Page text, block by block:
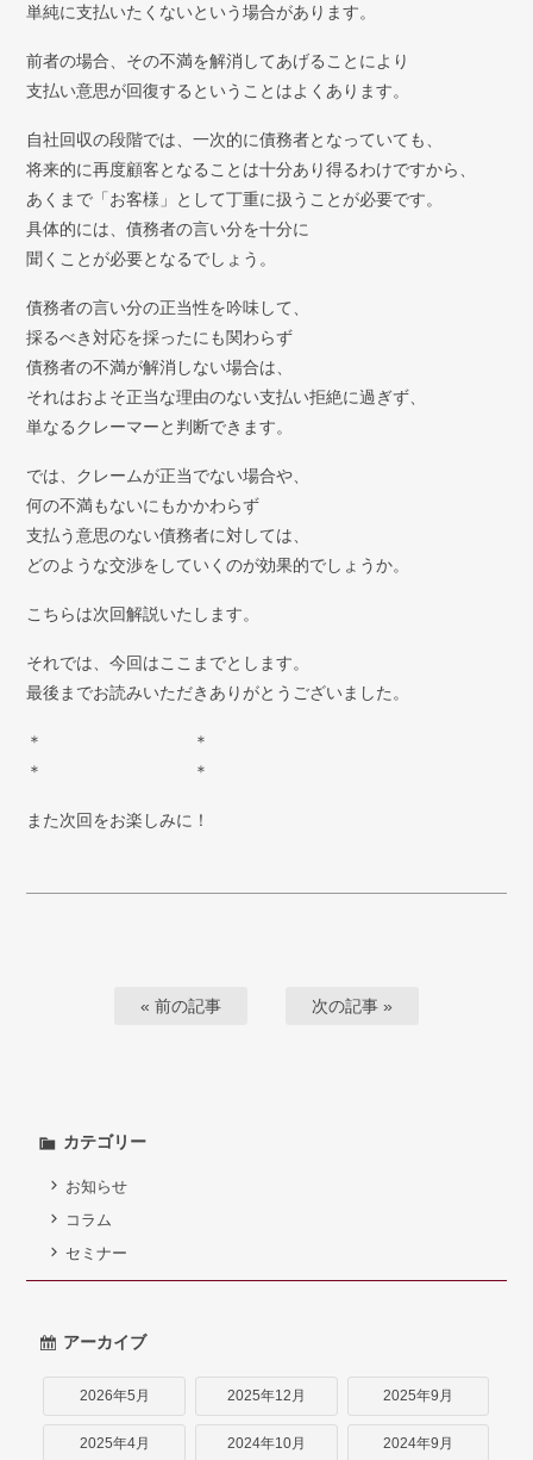
単純に支払いたくないという場合があります。
前者の場合、その不満を解消してあげることにより
支払い意思が回復するということはよくあります。
自社回収の段階では、一次的に債務者となっていても、
将来的に再度顧客となることは十分あり得るわけですから、
あくまで「お客様」として丁重に扱うことが必要です。
具体的には、債務者の言い分を十分に
聞くことが必要となるでしょう。
債務者の言い分の正当性を吟味して、
採るべき対応を採ったにも関わらず
債務者の不満が解消しない場合は、
それはおよそ正当な理由のない支払い拒絶に過ぎず、
単なるクレーマーと判断できます。
では、クレームが正当でない場合や、
何の不満もないにもかかわらず
支払う意思のない債務者に対しては、
どのような交渉をしていくのが効果的でしょうか。
こちらは次回解説いたします。
それでは、今回はここまでとします。
最後までお読みいただきありがとうございました。
＊ ＊
＊ ＊
また次回をお楽しみに！
« 前の記事 次の記事 »
カテゴリー
お知らせ
コラム
セミナー
アーカイブ
2026年5月 2025年12月 2025年9月
2025年4月 2024年10月 2024年9月